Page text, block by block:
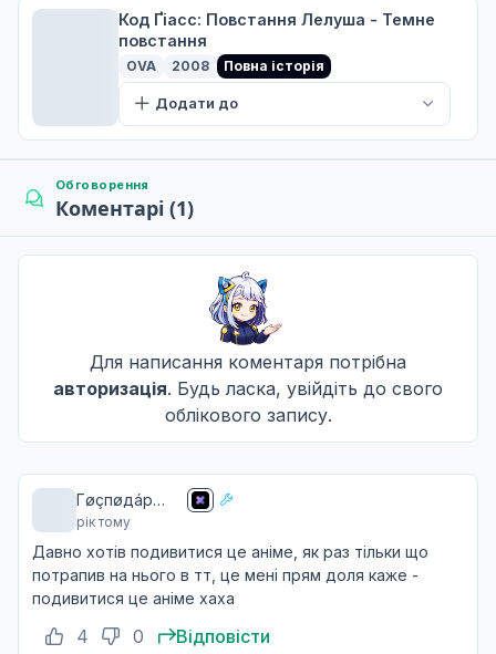
A
Лицар
09 лют. 2007
23 лют. 2007
20 Битва на Кюсю
09 бер. 2007
Декларація шкільного фестивалю
16 бер. 2007
A
Закривавлений Юфі
23 бер. 2007
Код Ґіасс: Повстання Лелуша - Темне
повстання
OVA 2008 Повна історія
Додати до
Обговорення
Коментарі (1)
Для написання коментаря потрібна
авторизація. Будь ласка, увійдіть до свого
облікового запису.
Гøçпøдáp
чãю ☕️
рік тому
Давно хотів подивитися це аніме, як раз тільки що
потрапив на нього в тт, це мені прям доля каже -
подивитися це аніме хаха
4 0 Відповісти